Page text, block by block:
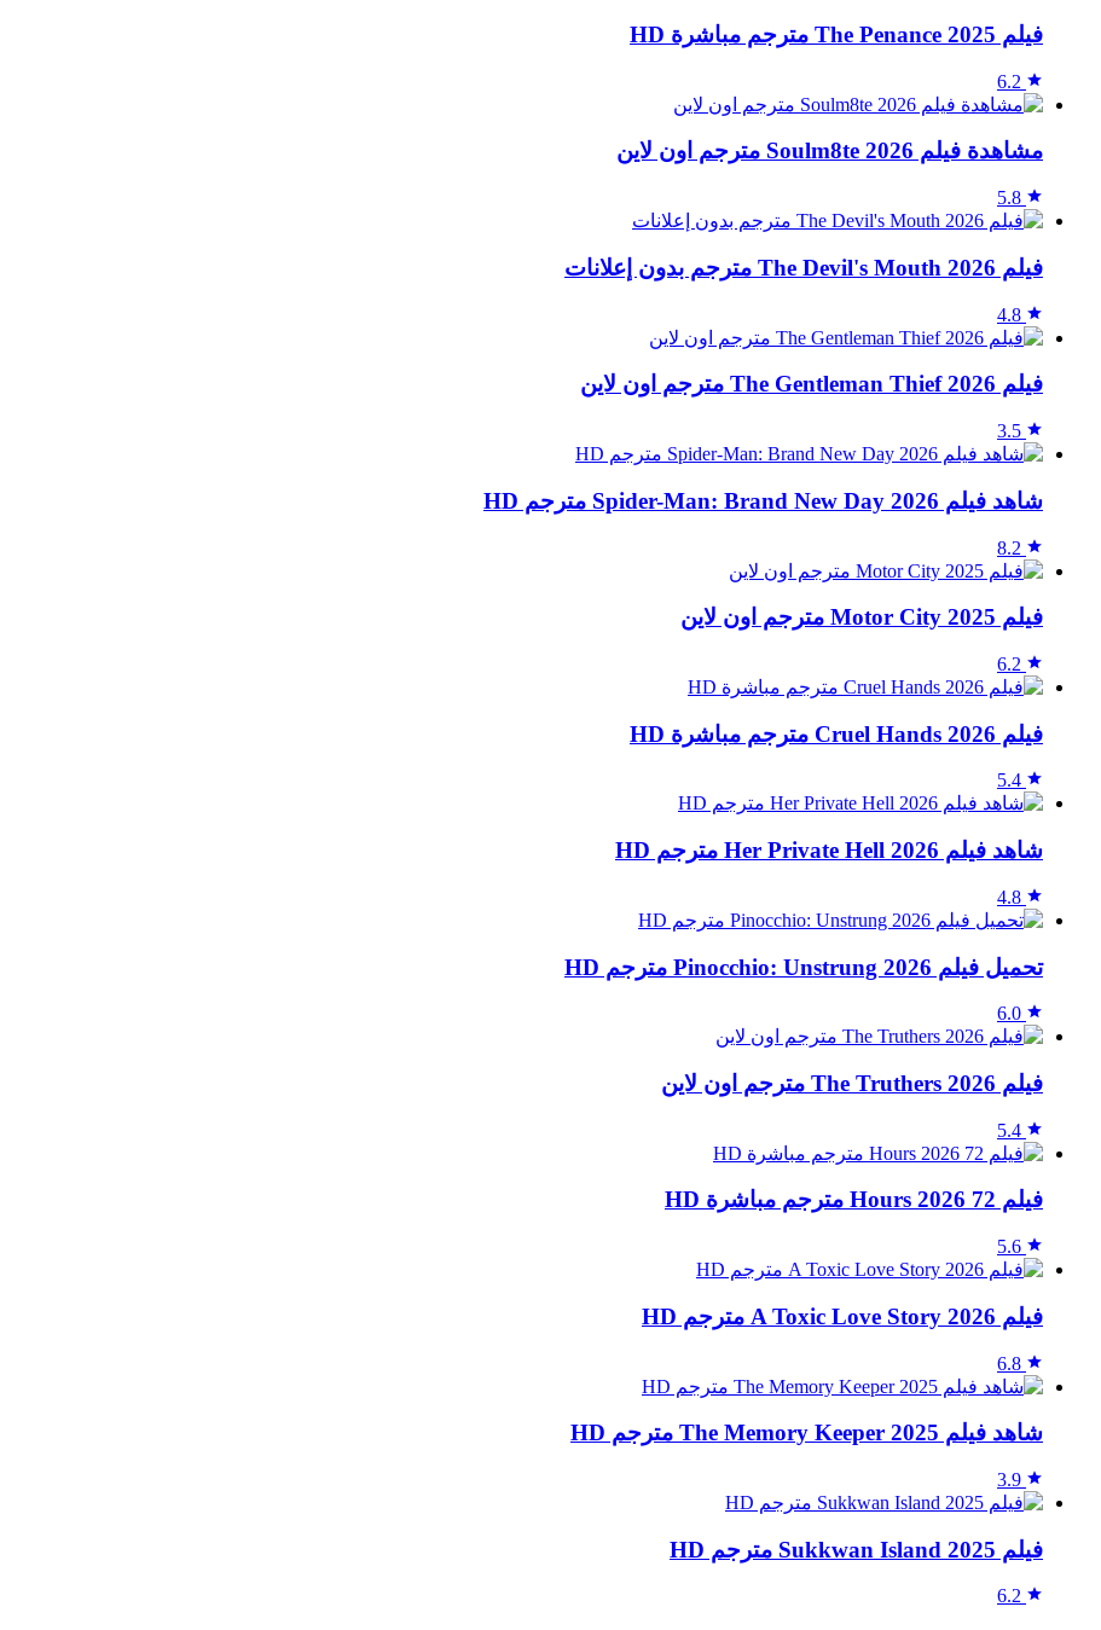
فيلم The Penance 2025 مترجم مباشرة HD
6.2
مشاهدة فيلم Soulm8te 2026 مترجم اون لاين
5.8
فيلم The Devil's Mouth 2026 مترجم بدون إعلانات
4.8
فيلم The Gentleman Thief 2026 مترجم اون لاين
3.5
شاهد فيلم Spider-Man: Brand New Day 2026 مترجم HD
8.2
فيلم Motor City 2025 مترجم اون لاين
6.2
فيلم Cruel Hands 2026 مترجم مباشرة HD
5.4
شاهد فيلم Her Private Hell 2026 مترجم HD
4.8
تحميل فيلم Pinocchio: Unstrung 2026 مترجم HD
6.0
فيلم The Truthers 2026 مترجم اون لاين
5.4
فيلم 72 Hours 2026 مترجم مباشرة HD
5.6
فيلم A Toxic Love Story 2026 مترجم HD
6.8
شاهد فيلم The Memory Keeper 2025 مترجم HD
3.9
فيلم Sukkwan Island 2025 مترجم HD
6.2